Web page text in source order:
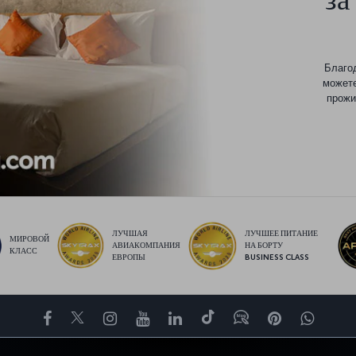
МИРОВОЙ
КЛАСС
ЛУЧШАЯ
АВИАКОМПАНИЯ
ЕВРОПЫ
ЛУЧШЕЕ ПИТАНИЕ
НА БОРТУ
BUSINESS CLASS
Facebook
TwitterInstagram
YouTubeLinkedIn
TikTokБлогPinterest